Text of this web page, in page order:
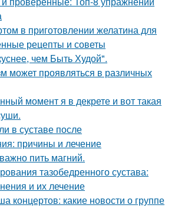
в приготовлении желатина для
рецепты и советы
чем Быть Худой".
может проявляться в различных
момент я в декрете и вот такая
в суставе после
причины и лечение
пить магний.
тазобедренного сустава:
и их лечение
концертов: какие новости о группе